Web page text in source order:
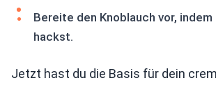
Bereite den Knoblauch vor, indem
hackst.
Jetzt hast du die Basis für dein